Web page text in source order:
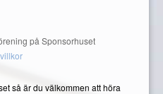
på Sponsorhuset
så är du välkommen att höra